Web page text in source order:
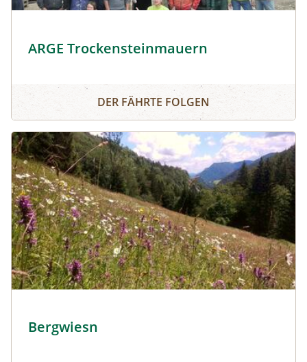
ARGE Trockensteinmauern
ARGE Trockensteinmauern
DER FÄHRTE FOLGEN
Bergwiesn